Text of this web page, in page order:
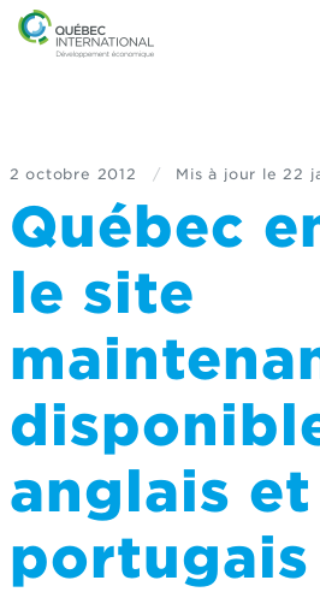
2 octobre 2012 / Mis à jour le 22
Québec
le site
anglais et
portugais